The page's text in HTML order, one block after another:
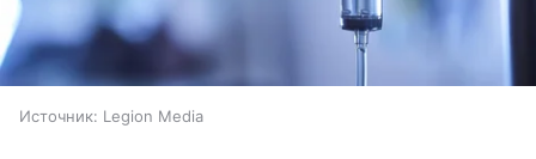
Источник: Legion Media